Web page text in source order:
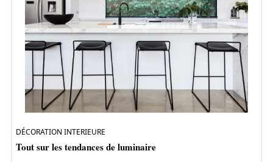
DÉCORATION INTERIEURE
Tout sur les tendances de luminaire